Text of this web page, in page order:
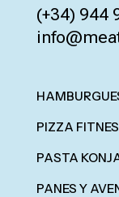
(+34) 944
PIZZA
PASTA
PANES Y